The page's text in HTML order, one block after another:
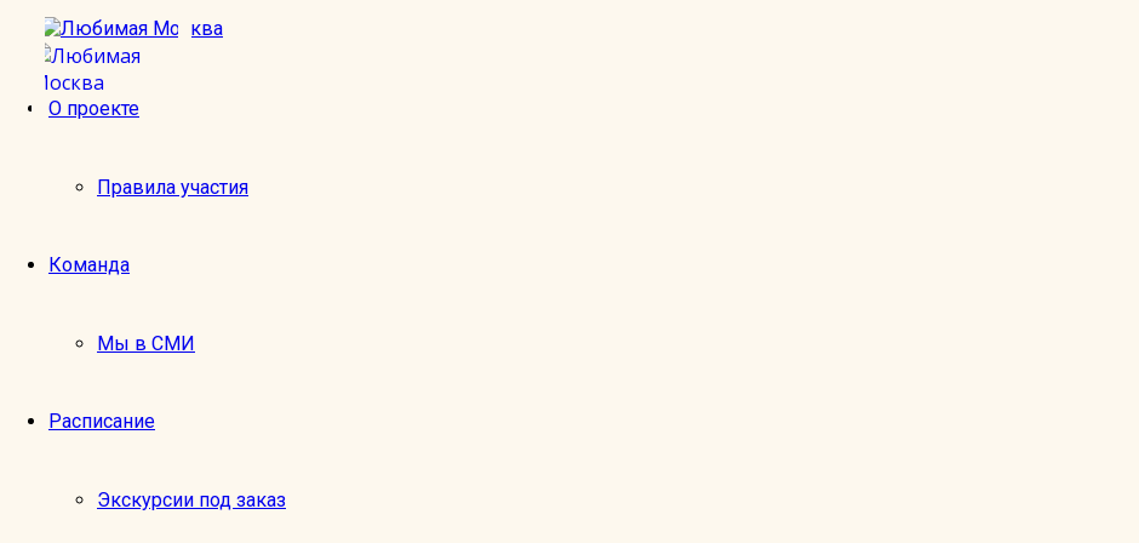
О проекте
Правила участия
Команда
Мы в СМИ
Расписание
Экскурсии под заказ
века!) — на коньках в окружении многочисленных разноцветных огней фонарей.
Красоту Чистых прудов воспевал в одном из первых советских клипов талантливый музыкант, певец Игорь Тальков.